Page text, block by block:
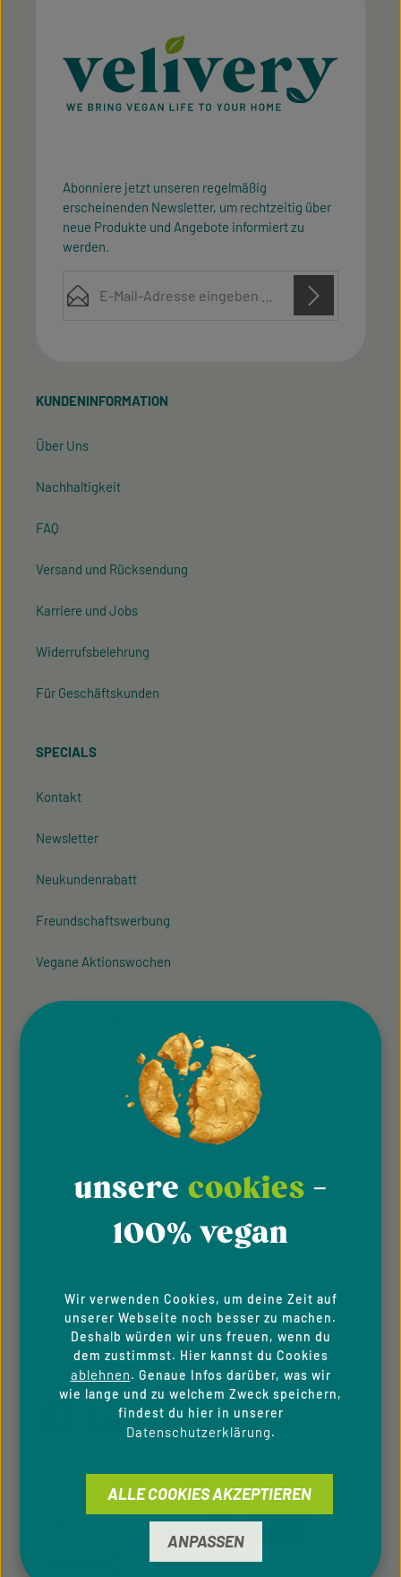
Abonniere jetzt unseren regelmäßig
erscheinenden Newsletter, um rechtzeitig über
neue Produkte und Angebote informiert zu
werden.
mit ihnen einverstanden.
KUNDENINFORMATION
Über Uns
Nachhaltigkeit
FAQ
Versand und Rücksendung
Karriere und Jobs
Widerrufsbelehrung
Für Geschäftskunden
SPECIALS
Kontakt
Newsletter
Neukundenrabatt
Freundschaftswerbung
Vegane Aktionswochen
Allgemeine Teilnahmebedingung
Impressum
Datenschutzhinweise
Barrierefreiheit
FOLGE UNS
unsere cookies -
100% vegan
Wir verwenden Cookies, um deine Zeit auf
unserer Webseite noch besser zu machen.
Deshalb würden wir uns freuen, wenn du
dem zustimmst. Hier kannst du Cookies
ablehnen. Genaue Infos darüber, was wir
wie lange und zu welchem Zweck speichern,
findest du hier in unserer
Datenschutzerklärung.
ANPASSEN
ALLE COOKIES AKZEPTIEREN